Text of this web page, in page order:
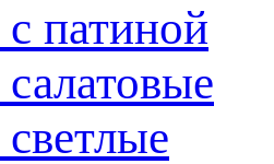
патиной